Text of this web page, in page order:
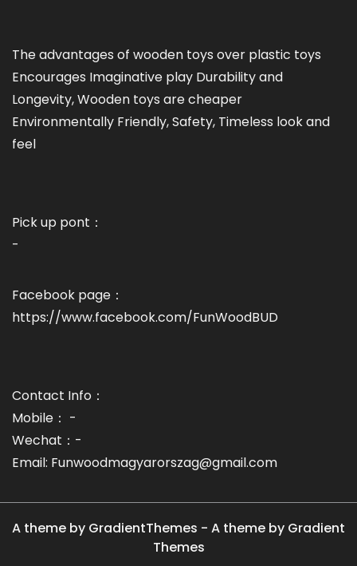
The advantages of wooden toys over plastic toys
Encourages Imaginative play Durability and
Longevity, Wooden toys are cheaper
Environmentally Friendly, Safety, Timeless look and
feel
Pick up pont：
-
Facebook page：
https://www.facebook.com/FunWoodBUD
Contact Info：
Mobile： -
Wechat：-
Email: Funwoodmagyarorszag@gmail.com
A theme by GradientThemes - A theme by Gradient
Themes